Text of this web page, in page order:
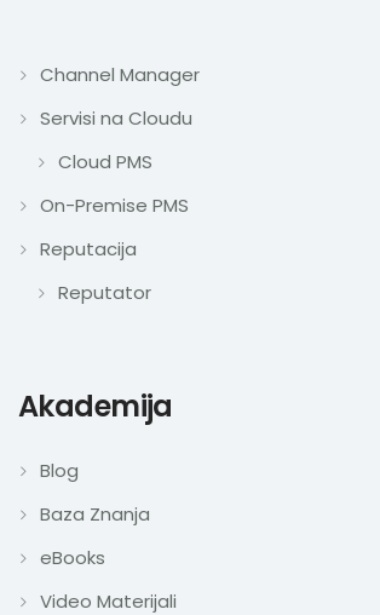
Channel Manager
Servisi na Cloudu
Cloud PMS
On-Premise PMS
Reputacija
Reputator
Akademija
Blog
Baza Znanja
eBooks
Video Materijali